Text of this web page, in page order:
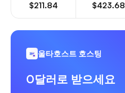
$211.84 $423.68
울타호스트 호스팅
0달러로 받으세요